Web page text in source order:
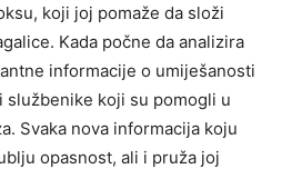
koji joj pomaže da složi
Kada počne da analizira
informacije o umiješanosti
službenike koji su pomogli u
Svaka nova informacija koju
opasnost, ali i pruža joj